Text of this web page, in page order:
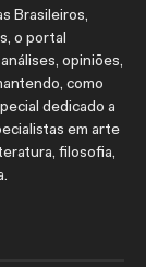
Brasileiros,
o portal
opiniões,
como
dedicado a
em arte
filosofia,